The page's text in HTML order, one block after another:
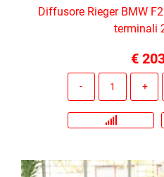
Diffusore Rieger BMW
terminali
€